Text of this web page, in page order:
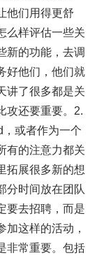
他们用得更舒
么样评估一些关
新的功能，去调
好他们，他们就
讲了很多都是关
攻还要重要。2.
或者作为一个
有的注意力都关
拓展很多新的想
分时间放在团队
要去招聘，而是
这样的活动，
非常重要。包括